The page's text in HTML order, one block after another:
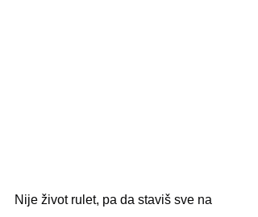
Nije život rulet, pa da staviš sve na